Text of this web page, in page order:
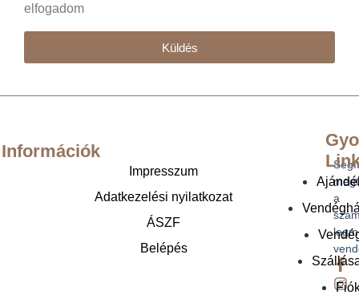
elfogadom
Küldés
a
Információk
Impresszum
Adatkezelési nyilatkozat
ÁSZF
Belépés